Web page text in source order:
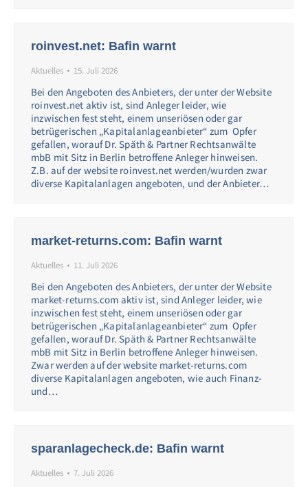
roinvest.net: Bafin warnt
Aktuelles 15. Juli 2026
Bei den Angeboten des Anbieters, der unter der Website
roinvest.net aktiv ist, sind Anleger leider, wie
inzwischen fest steht, einem unseriösen oder gar
betrügerischen „Kapitalanlageanbieter“ zum Opfer
gefallen, worauf Dr. Späth & Partner Rechtsanwälte
mbB mit Sitz in Berlin betroffene Anleger hinweisen.
Z.B. auf der website roinvest.net werden/wurden zwar
diverse Kapitalanlagen angeboten, und der Anbieter…
market-returns.com: Bafin warnt
Aktuelles 11. Juli 2026
Bei den Angeboten des Anbieters, der unter der Website
market-returns.com aktiv ist, sind Anleger leider, wie
inzwischen fest steht, einem unseriösen oder gar
betrügerischen „Kapitalanlageanbieter“ zum Opfer
gefallen, worauf Dr. Späth & Partner Rechtsanwälte
mbB mit Sitz in Berlin betroffene Anleger hinweisen.
Zwar werden auf der website market-returns.com
diverse Kapitalanlagen angeboten, wie auch Finanz-
und…
sparanlagecheck.de: Bafin warnt
Aktuelles 7. Juli 2026